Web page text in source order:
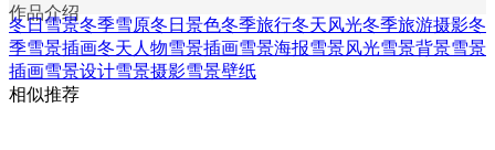
作品介绍
冬日雪景冬季雪原冬日景色冬季旅行冬天风光冬季旅游摄影冬
季雪景插画冬天人物雪景插画雪景海报雪景风光雪景背景雪景
插画雪景设计雪景摄影雪景壁纸
相似推荐